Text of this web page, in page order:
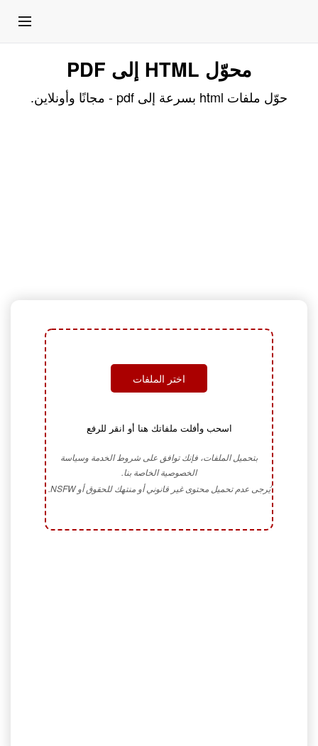
محوّل HTML إلى PDF
حوّل ملفات html بسرعة إلى pdf - مجانًا وأونلاين.
اختر الملفات
اسحب وأفلت ملفاتك هنا أو انقر للرفع
بتحميل الملفات، فإنك توافق على شروط الخدمة وسياسة
الخصوصية الخاصة بنا.
يُرجى عدم تحميل محتوى غير قانوني أو منتهك للحقوق أو NSFW.